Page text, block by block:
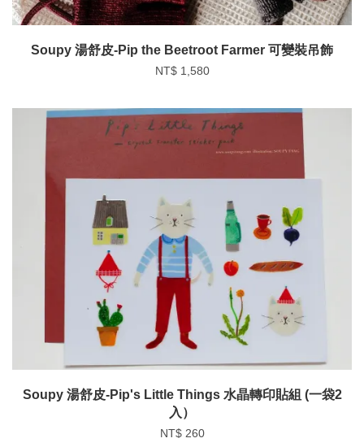
Soupy 湯舒皮-Pip the Beetroot Farmer 可變裝吊飾
NT$ 1,580
Soupy 湯舒皮-Pip's Little Things 水晶轉印貼組 (一袋2
入）
NT$ 260